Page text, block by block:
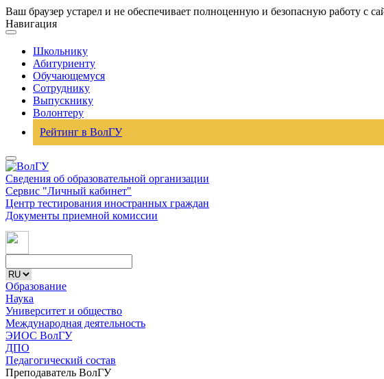
Ваш браузер устарел и не обеспечивает полноценную и безопасную работу с
Навигация
Школьнику
Абитуриенту
Обучающемуся
Сотруднику
Выпускнику
Волонтеру
Рейтинг в ВолГУ
Сведения об образовательной организации
Сервис "Личный кабинет"
Центр тестирования иностранных граждан
Документы приемной комиссии
Образование
Наука
Университет и общество
Международная деятельность
ЭИОС ВолГУ
ДПО
Педагогический состав
Преподаватель ВолГУ